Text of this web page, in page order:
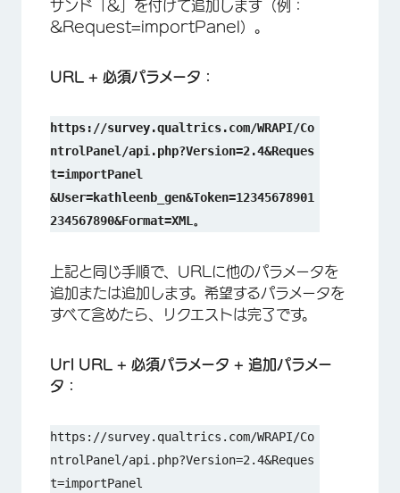
サンド「&」を付けて追加します（例：
&Request=importPanel）。
URL + 必須パラメータ：
https://survey.qualtrics.com/WRAPI/Co
ntrolPanel/api.php?Version=2.4&Reques
t=importPanel
&User=kathleenb_gen&Token=12345678901
234567890&Format=XML。
上記と同じ手順で、URLに他のパラメータを
追加または追加します。希望するパラメータを
すべて含めたら、リクエストは完了です。
Url URL + 必須パラメータ + 追加パラメー
タ：
https://survey.qualtrics.com/WRAPI/Co
ntrolPanel/api.php?Version=2.4&Reques
t=importPanel